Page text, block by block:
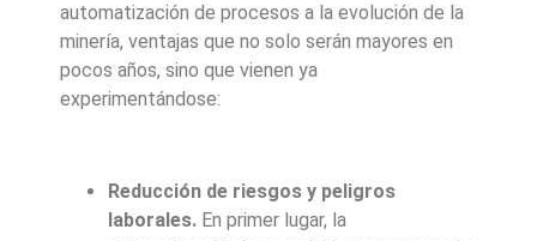
automatización de procesos a la evolución de la
minería, ventajas que no solo serán mayores en
pocos años, sino que vienen ya
experimentándose:
Reducción de riesgos y peligros
laborales. En primer lugar, la